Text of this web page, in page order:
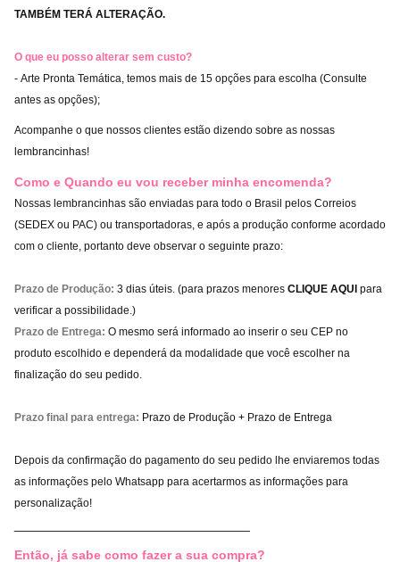
TAMBÉM TERÁ ALTERAÇÃO.
O que eu posso alterar sem custo?
- Arte Pronta Temática, temos mais de 15 opções para escolha (Consulte
antes as opções);
Acompanhe o que nossos clientes estão dizendo sobre as nossas
lembrancinhas!
Como e Quando eu vou receber minha encomenda?
Nossas lembrancinhas são enviadas para todo o Brasil pelos Correios
(SEDEX ou PAC) ou transportadoras, e após a produção conforme acordado
com o cliente, portanto deve observar o seguinte prazo:
Prazo de Produção: 3 dias úteis. (para prazos menores CLIQUE AQUI para
verificar a possibilidade.)
Prazo de Entrega: O mesmo será informado ao inserir o seu CEP no
produto escolhido e dependerá da modalidade que você escolher na
finalização do seu pedido.
Prazo final para entrega: Prazo de Produção + Prazo de Entrega
Depois da confirmação do pagamento do seu pedido lhe enviaremos todas
as informações pelo Whatsapp para acertarmos as informações para
personalização!
Então, já sabe como fazer a sua compra?